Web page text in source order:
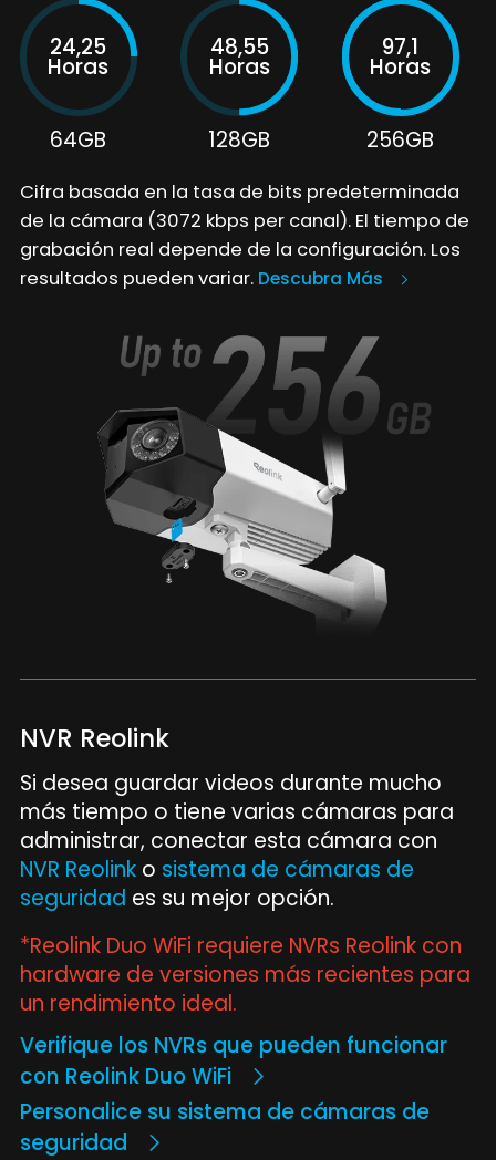
24,25
Horas
64GB
48,55
Horas
128GB
97,1
Horas
256GB
Cifra basada en la tasa de bits predeterminada
de la cámara (3072 kbps per canal). El tiempo de
grabación real depende de la configuración. Los
resultados pueden variar. Descubra Más
NVR Reolink
Si desea guardar videos durante mucho
más tiempo o tiene varias cámaras para
administrar, conectar esta cámara con
NVR Reolinko sistema de cámaras de
seguridad es su mejor opción.
*Reolink Duo WiFi requiere NVRs Reolink con
hardware de versiones más recientes para
un rendimiento ideal.
Verifique los NVRs que pueden funcionar
con Reolink Duo WiFi
Personalice su sistema de cámaras de
seguridad